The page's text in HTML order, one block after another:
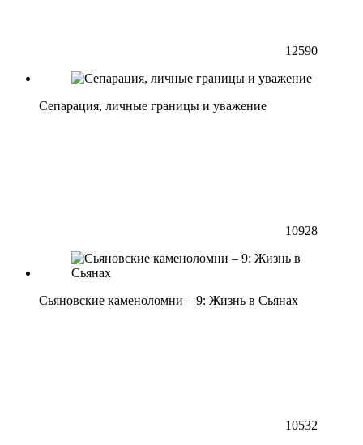
12590
Сепарация, личные границы и уважение
10928
Сьяновские каменоломни – 9: Жизнь в Сьянах
10532